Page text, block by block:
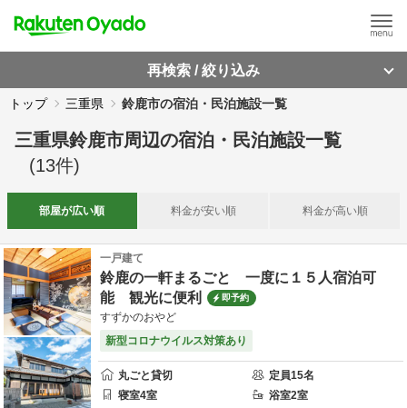
再検索 / 絞り込み
トップ 三重県 鈴鹿市の宿泊・民泊施設一覧
三重県鈴鹿市周辺の宿泊・民泊施設一覧
(13件)
部屋が広い順 料金が安い順 料金が高い順
一戸建て
鈴鹿の一軒まるごと 一度に１５人宿泊可
能 観光に便利
即予約
すずかのおやど
新型コロナウイルス対策あり
丸ごと貸切 定員15名
寝室4室 浴室2室